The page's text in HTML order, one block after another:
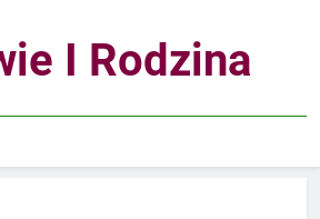
I Rodzina